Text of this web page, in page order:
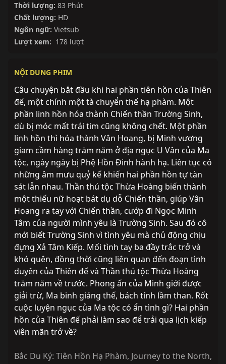
Thời lượng: 83 Phút
Chất lượng: HD
Ngôn ngữ: Vietsub
Lượt xem: 178 lượt
NỘI DUNG PHIM
Câu chuyện bắt đầu khi hai phần tiên hồn của Thiên
đế, một chính một tà chuyển thế hạ phàm. Một
phần linh hồn hóa thành Chiến thần Trường Sinh,
dù bị móc mất trái tim cũng không chết. Một phần
linh hồn thì hóa thành Vân Hoang, bị Minh vương
giam cầm hàng trăm năm ở địa ngục U Vân của Ma
tộc, ngày ngày bị Phệ Hồn Đinh hành hạ. Liên tục có
những âm mưu quỷ kế khiến hai phần hồn tự tàn
sát lẫn nhau. Thần thú tộc Thừa Hoàng biến thành
một thiếu nữ hoạt bát dụ dỗ Chiến thần, giúp Vân
Hoang ra tay với Chiến thần, cướp đi Ngọc Minh
Tâm của người mình yêu là Trường Sinh. Sau đó cô
mới biết Trường Sinh vì tình yêu mà chủ động chịu
đựng Xả Tâm Kiếp. Mối tình tay ba đầy trắc trở và
khó quên, đồng thời cũng liên quan đến đoạn tình
duyên của Thiên đế và Thần thú tộc Thừa Hoàng
trăm năm về trước. Phong ấn của Minh giới được
giải trừ, Ma binh giáng thế, bách tính lầm than. Rốt
cuộc luyện ngục của Ma tộc có ẩn tình gì? Hai phần
hồn của Thiên đế phải làm sao để trải qua lịch kiếp
viên mãn trở về?
Bắc Du Ký: Tiên Hồn Hạ Phàm, Journey to the North,